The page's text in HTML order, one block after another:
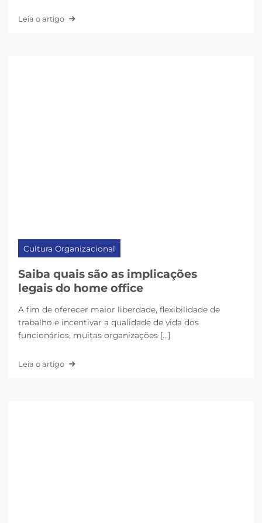
Leia o artigo
Cultura Organizacional
Saiba quais são as implicações
legais do home office
A fim de oferecer maior liberdade, flexibilidade de
trabalho e incentivar a qualidade de vida dos
funcionários, muitas organizações [...]
Leia o artigo